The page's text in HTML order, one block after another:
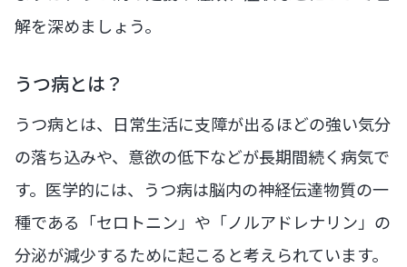
解を深めましょう。
うつ病とは？
うつ病とは、日常生活に支障が出るほどの強い気分
の落ち込みや、意欲の低下などが長期間続く病気で
す。医学的には、うつ病は脳内の神経伝達物質の一
種である「セロトニン」や「ノルアドレナリン」の
分泌が減少するために起こると考えられています。